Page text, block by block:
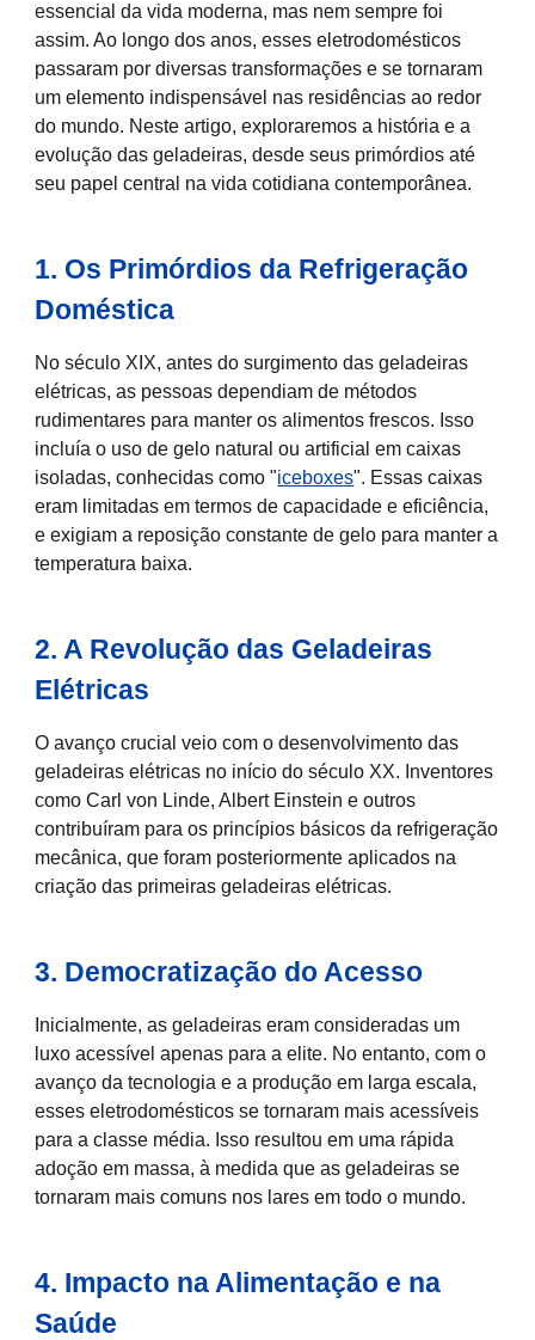
essencial da vida moderna, mas nem sempre foi
assim. Ao longo dos anos, esses eletrodomésticos
passaram por diversas transformações e se tornaram
um elemento indispensável nas residências ao redor
do mundo. Neste artigo, exploraremos a história e a
evolução das geladeiras, desde seus primórdios até
seu papel central na vida cotidiana contemporânea.
1. Os Primórdios da Refrigeração
Doméstica
No século XIX, antes do surgimento das geladeiras
elétricas, as pessoas dependiam de métodos
rudimentares para manter os alimentos frescos. Isso
incluía o uso de gelo natural ou artificial em caixas
isoladas, conhecidas como "iceboxes". Essas caixas
eram limitadas em termos de capacidade e eficiência,
e exigiam a reposição constante de gelo para manter a
temperatura baixa.
2. A Revolução das Geladeiras
Elétricas
O avanço crucial veio com o desenvolvimento das
geladeiras elétricas no início do século XX. Inventores
como Carl von Linde, Albert Einstein e outros
contribuíram para os princípios básicos da refrigeração
mecânica, que foram posteriormente aplicados na
criação das primeiras geladeiras elétricas.
3. Democratização do Acesso
Inicialmente, as geladeiras eram consideradas um
luxo acessível apenas para a elite. No entanto, com o
avanço da tecnologia e a produção em larga escala,
esses eletrodomésticos se tornaram mais acessíveis
para a classe média. Isso resultou em uma rápida
adoção em massa, à medida que as geladeiras se
tornaram mais comuns nos lares em todo o mundo.
4. Impacto na Alimentação e na
Saúde